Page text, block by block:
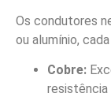
Os condutores
ou alumínio,
Cobre:
resistência